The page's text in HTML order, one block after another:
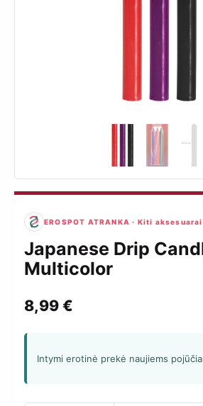
EROSPOT ATRANKA · Kiti aksesuarai
Japanese Drip
Multicolor
8,99€
Intymi erotinė prekė naujiems